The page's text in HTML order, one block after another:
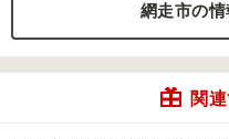
網走市の
関